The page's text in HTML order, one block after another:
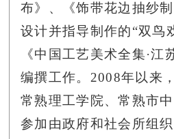
布》、《饰带花边抽纱
设计并指导制作的“双鸟
《中国工艺美术全集·
编撰工作。2008年以来
常熟理工学院、常熟市
参加由政府和社会所组